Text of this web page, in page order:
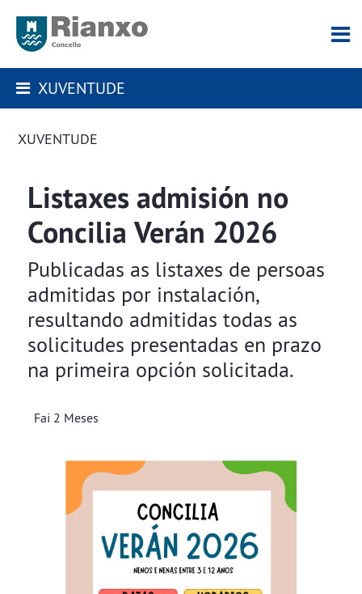
XUVENTUDE
XUVENTUDE
Listaxes admisión no
Concilia Verán 2026
Publicadas as listaxes de persoas
admitidas por instalación,
resultando admitidas todas as
solicitudes presentadas en prazo
na primeira opción solicitada.
Fai 2 Meses